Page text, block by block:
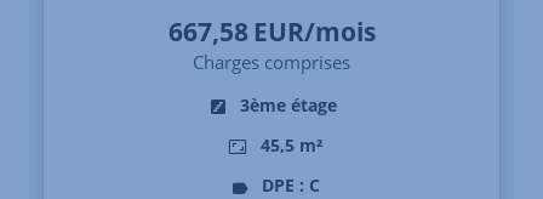
667,58 EUR/mois
Charges comprises
3ème étage
45,5 m²
DPE : C